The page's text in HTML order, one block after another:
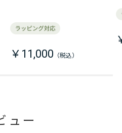
￥11,000
ュー